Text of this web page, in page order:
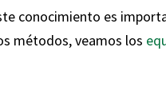
conocimiento es
métodos, veamos los